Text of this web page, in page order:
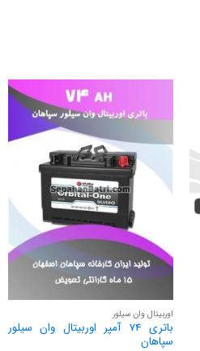
اوربیتال وان سیلور
باتری 74 آمپر اوربیتال وان سیلور
سپاهان